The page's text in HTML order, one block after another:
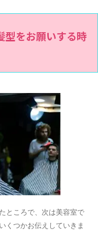
型をお願いする時
ところで、次は美容室で
くつかお伝えしていきま